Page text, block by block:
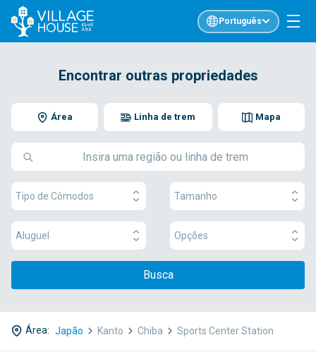
Português
Encontrar outras propriedades
Área Mapa
Linha de trem
Tipo de Cômodos Tamanho
Aluguel Opções
Busca
Área: Japão Kanto Chiba Sports Center Station